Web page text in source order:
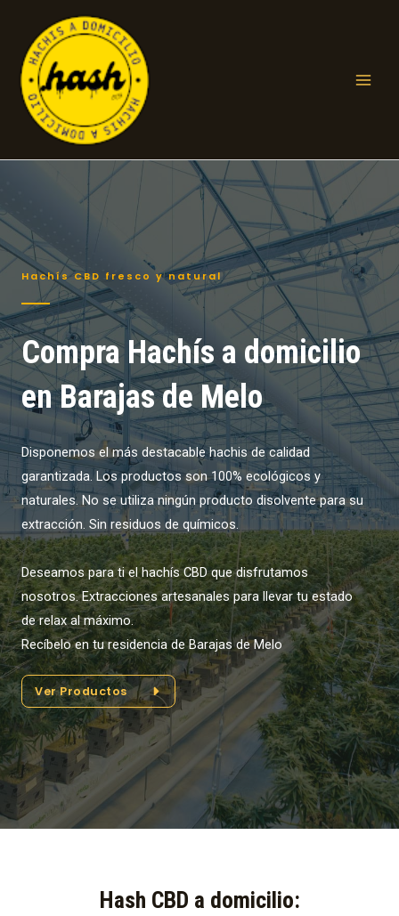
contenido
Hachís CBD fresco y natural
Compra Hachís a domicilio
en Barajas de Melo
Disponemos el más destacable hachis de calidad
garantizada. Los productos son 100% ecológicos y
naturales. No se utiliza ningún producto disolvente para su
extracción. Sin residuos de químicos.
Deseamos para ti el hachís CBD que disfrutamos
nosotros. Extracciones artesanales para llevar tu estado
de relax al máximo.
Recíbelo en tu residencia de Barajas de Melo
Ver Productos
Hash CBD a domicilio:​